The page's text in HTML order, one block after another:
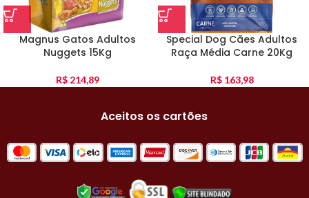
Magnus Gatos Adultos
Nuggets 15Kg
R$214,89
Special Dog Cães Adultos
Raça Média Carne 20Kg
R$163,98
Aceitos os cartões